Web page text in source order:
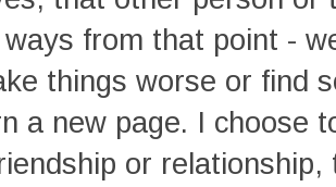
from that point -
things worse or find
a new page. I choose
or